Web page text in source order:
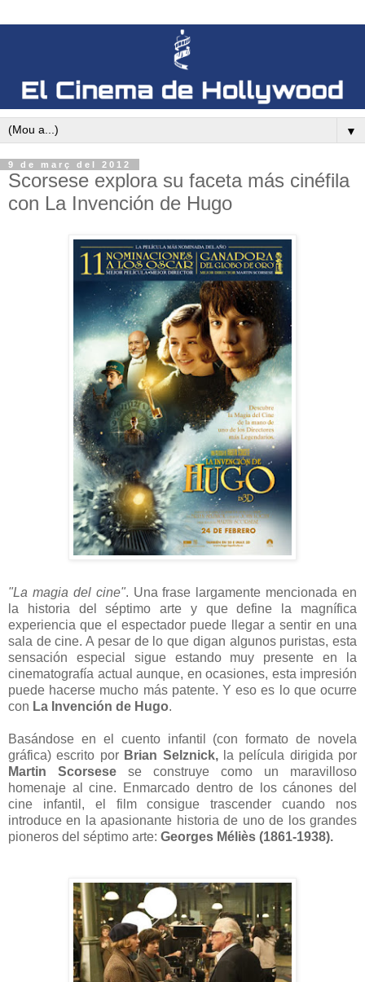
▼
9 de març del 2012
Scorsese explora su faceta más cinéfila
con La Invención de Hugo
"La magia del cine". Una frase largamente mencionada en
la historia del séptimo arte y que define la magnífica
experiencia que el espectador puede llegar a sentir en una
sala de cine. A pesar de lo que digan algunos puristas, esta
sensación especial sigue estando muy presente en la
cinematografía actual aunque, en ocasiones, esta impresión
puede hacerse mucho más patente. Y eso es lo que ocurre
con La Invención de Hugo.
Basándose en el cuento infantil (con formato de novela
gráfica) escrito por Brian Selznick,la película dirigida por
Martin Scorsese se construye como un maravilloso
homenaje al cine. Enmarcado dentro de los cánones del
cine infantil, el film consigue trascender cuando nos
introduce en la apasionante historia de uno de los grandes
pioneros del séptimo arte: Georges Méliès (1861-1938).